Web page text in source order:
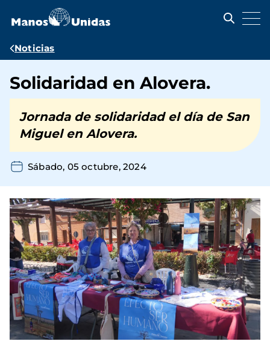
contenido
Ruta
navegación
Noticias
Solidaridad en Alovera.
Jornada de solidaridad el día de San
Miguel en Alovera.
Sábado, 05 octubre, 2024